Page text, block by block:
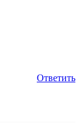
Ответить